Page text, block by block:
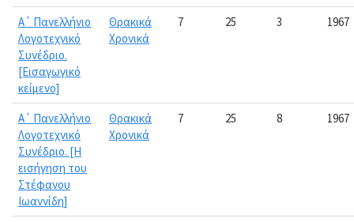
Α΄ Πανελλήνιο
Λογοτεχνικό
Συνέδριο.
[Εισαγωγικό
κείμενο]
Θρακικά
Χρονικά
7 25 3 1967
Α΄ Πανελλήνιο
Λογοτεχνικό
Συνέδριο. [Η
εισήγηση του
Στέφανου
Ιωαννίδη]
Θρακικά
Χρονικά
7 25 8 1967